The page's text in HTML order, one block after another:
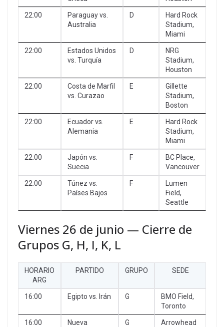
22:00
Paraguay vs.
Australia
D
Hard Rock
Stadium,
Miami
22:00
Estados Unidos
vs. Turquía
D
NRG
Stadium,
Houston
22:00
Costa de Marfil
vs. Curazao
E
Gillette
Stadium,
Boston
22:00
Ecuador vs.
Alemania
E
Hard Rock
Stadium,
Miami
22:00
Japón vs.
Suecia
F
BC Place,
Vancouver
22:00
Túnez vs.
Países Bajos
F
Lumen
Field,
Seattle
Viernes 26 de junio — Cierre de
Grupos G, H, I, K, L
HORARIO
ARG
PARTIDO GRUPO SEDE
16:00 Egipto vs. Irán G
BMO Field,
Toronto
16:00
Nueva
G
Arrowhead